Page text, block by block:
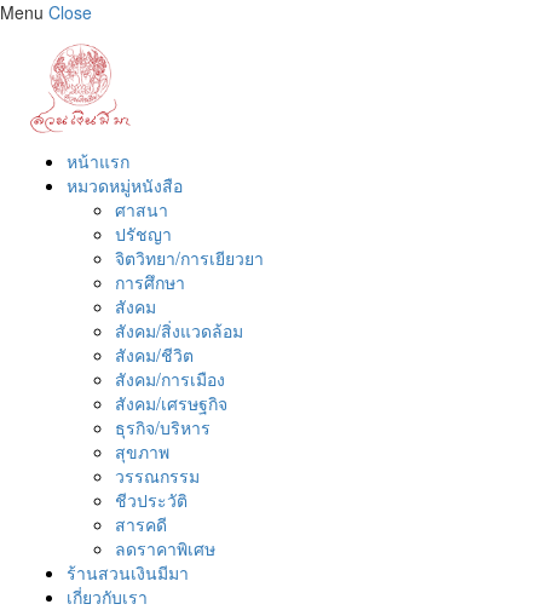
Menu Close
หน้าแรก
หมวดหมู่หนังสือ
ศาสนา
ปรัชญา
จิตวิทยา/การเยียวยา
การศึกษา
สังคม
สังคม/สิ่งแวดล้อม
สังคม/ชีวิต
สังคม/การเมือง
สังคม/เศรษฐกิจ
ธุรกิจ/บริหาร
สุขภาพ
วรรณกรรม
ชีวประวัติ
สารคดี
ลดราคาพิเศษ
ร้านสวนเงินมีมา
เกี่ยวกับเรา